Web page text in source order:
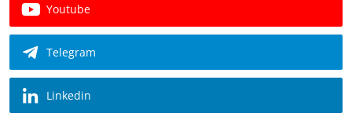
Youtube
Telegram
Linkedin